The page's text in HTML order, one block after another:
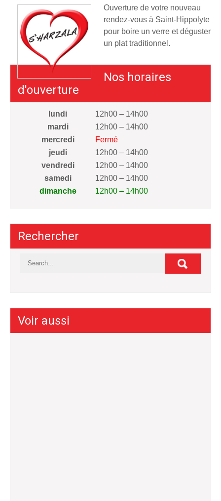
Ouverture de votre nouveau
rendez-vous à Saint-Hippolyte
pour boire un verre et déguster
un plat traditionnel.
Nos horaires
d'ouverture
lundi
12h00 – 14h00
mardi
12h00 – 14h00
mercredi
Fermé
jeudi
12h00 – 14h00
vendredi
12h00 – 14h00
samedi
12h00 – 14h00
dimanche
12h00 – 14h00
Rechercher
Voir aussi